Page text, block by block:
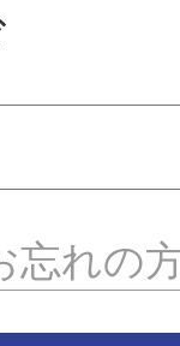
忘れの